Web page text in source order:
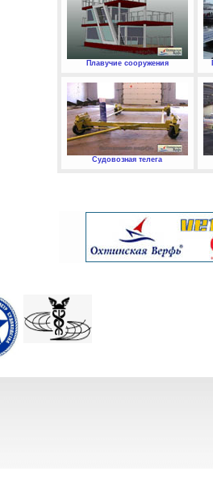
Плавучие сооружения
Судовозная телега